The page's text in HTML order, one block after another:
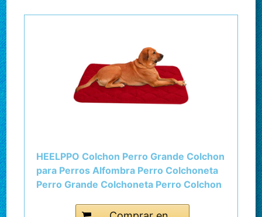
HEELPPO Colchon Perro Grande Colchon
para Perros Alfombra Perro Colchoneta
Perro Grande Colchoneta Perro Colchon
Perro Impermeable Red,l